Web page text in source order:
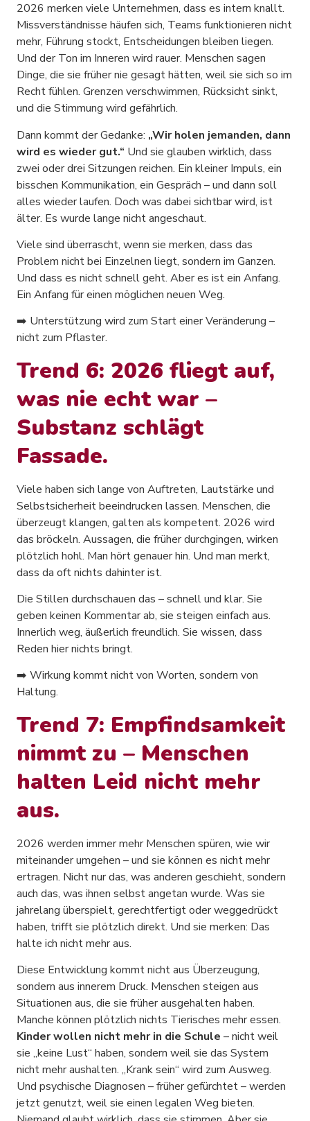
2026 merken viele Unternehmen, dass es intern knallt.
Missverständnisse häufen sich, Teams funktionieren nicht
mehr, Führung stockt, Entscheidungen bleiben liegen.
Und der Ton im Inneren wird rauer. Menschen sagen
Dinge, die sie früher nie gesagt hätten, weil sie sich so im
Recht fühlen. Grenzen verschwimmen, Rücksicht sinkt,
und die Stimmung wird gefährlich.
Dann kommt der Gedanke: „Wir holen jemanden, dann
wird es wieder gut.“ Und sie glauben wirklich, dass
zwei oder drei Sitzungen reichen. Ein kleiner Impuls, ein
bisschen Kommunikation, ein Gespräch – und dann soll
alles wieder laufen. Doch was dabei sichtbar wird, ist
älter. Es wurde lange nicht angeschaut.
Viele sind überrascht, wenn sie merken, dass das
Problem nicht bei Einzelnen liegt, sondern im Ganzen.
Und dass es nicht schnell geht. Aber es ist ein Anfang.
Ein Anfang für einen möglichen neuen Weg.
➡️ Unterstützung wird zum Start einer Veränderung –
nicht zum Pflaster.
Trend 6: 2026 fliegt auf,
was nie echt war –
Substanz schlägt
Fassade.
Viele haben sich lange von Auftreten, Lautstärke und
Selbstsicherheit beeindrucken lassen. Menschen, die
überzeugt klangen, galten als kompetent. 2026 wird
das bröckeln. Aussagen, die früher durchgingen, wirken
plötzlich hohl. Man hört genauer hin. Und man merkt,
dass da oft nichts dahinter ist.
Die Stillen durchschauen das – schnell und klar. Sie
geben keinen Kommentar ab, sie steigen einfach aus.
Innerlich weg, äußerlich freundlich. Sie wissen, dass
Reden hier nichts bringt.
➡️ Wirkung kommt nicht von Worten, sondern von
Haltung.
Trend 7: Empfindsamkeit
nimmt zu – Menschen
halten Leid nicht mehr
aus.
2026 werden immer mehr Menschen spüren, wie wir
miteinander umgehen – und sie können es nicht mehr
ertragen. Nicht nur das, was anderen geschieht, sondern
auch das, was ihnen selbst angetan wurde. Was sie
jahrelang überspielt, gerechtfertigt oder weggedrückt
haben, trifft sie plötzlich direkt. Und sie merken: Das
halte ich nicht mehr aus.
Diese Entwicklung kommt nicht aus Überzeugung,
sondern aus innerem Druck. Menschen steigen aus
Situationen aus, die sie früher ausgehalten haben.
Manche können plötzlich nichts Tierisches mehr essen.
Kinder wollen nicht mehr in die Schule – nicht weil
sie „keine Lust“ haben, sondern weil sie das System
nicht mehr aushalten. „Krank sein“ wird zum Ausweg.
Und psychische Diagnosen – früher gefürchtet – werden
jetzt genutzt, weil sie einen legalen Weg bieten.